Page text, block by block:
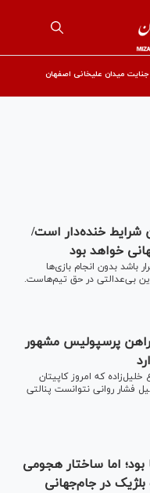
میدان علیخانی اصفهان
شرایط خنده‌دار است/
خواهد بود
بدون انجام بازی‌ها
بی‌عدالتی در حق تیم‌هاست.
پرسپولیس مشهور
که امروز کاپیتان
فشار روانی نتوانست پنالتی
بود؛ اما ساختار هجومی
در جام‌جهانی